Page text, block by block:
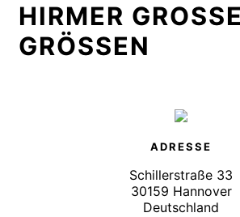
HIRMER GROSSE G
RÖSSEN
ADRESSE
Schillerstraße 33
30159 Hannover
Deutschland